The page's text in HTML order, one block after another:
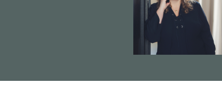
straight to fifth gear. She analysed the situation
fast, made plans which she implemented and
embedded, keeping her eyes on the goals. We
made huge steps with our sales team and
especially in social selling in which she is a
hands on. This lady has an opinion and vision on